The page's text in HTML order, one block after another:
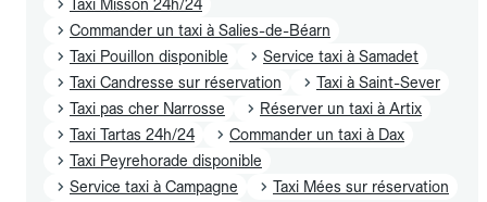
Taxi Misson 24h/24
Commander un taxi à Salies-de-Béarn
Taxi Pouillon disponible
Service taxi à Samadet
Taxi Candresse sur réservation
Taxi à Saint-Sever
Taxi pas cher Narrosse
Réserver un taxi à Artix
Taxi Tartas 24h/24
Commander un taxi à Dax
Taxi Peyrehorade disponible
Service taxi à Campagne
Taxi Mées sur réservation